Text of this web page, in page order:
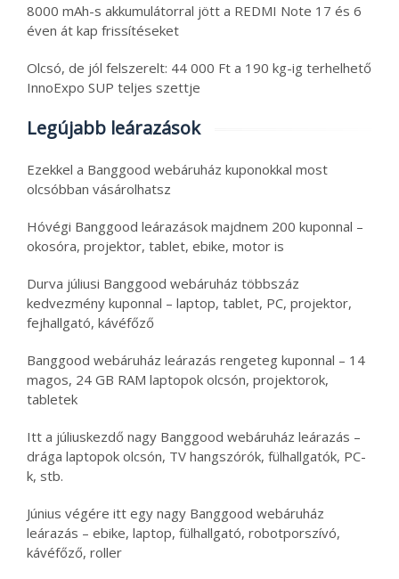
8000 mAh-s akkumulátorral jött a REDMI Note 17 és 6
éven át kap frissítéseket
Olcsó, de jól felszerelt: 44 000 Ft a 190 kg-ig terhelhető
InnoExpo SUP teljes szettje
Legújabb leárazások
Ezekkel a Banggood webáruház kuponokkal most
olcsóbban vásárolhatsz
Hóvégi Banggood leárazások majdnem 200 kuponnal –
okosóra, projektor, tablet, ebike, motor is
Durva júliusi Banggood webáruház többszáz
kedvezmény kuponnal – laptop, tablet, PC, projektor,
fejhallgató, kávéfőző
Banggood webáruház leárazás rengeteg kuponnal – 14
magos, 24 GB RAM laptopok olcsón, projektorok,
tabletek
Itt a júliuskezdő nagy Banggood webáruház leárazás –
drága laptopok olcsón, TV hangszórók, fülhallgatók, PC-
k, stb.
Június végére itt egy nagy Banggood webáruház
leárazás – ebike, laptop, fülhallgató, robotporszívó,
kávéfőző, roller